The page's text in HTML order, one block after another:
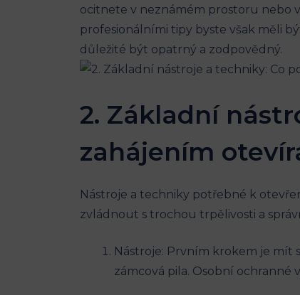
ocitnete v neznámém prostoru nebo
profesionálními tipy byste však měli
důležité být opatrný a zodpovědný.
2. Základní
zahájením
Nástroje a techniky potřebné k
zvládnout s trochou trpělivosti a
Nástroje: Prvním krokem je mít
zámcová pila. Osobní ochranné